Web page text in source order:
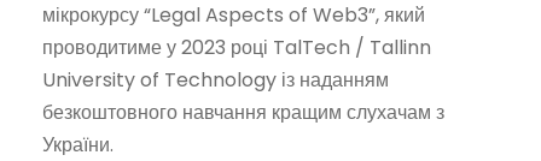
мікрокурсу “Legal Aspects of Web3”, який
проводитиме у 2023 році TalTech / Tallinn
University of Technology із наданням
безкоштовного навчання кращим слухачам з
України.